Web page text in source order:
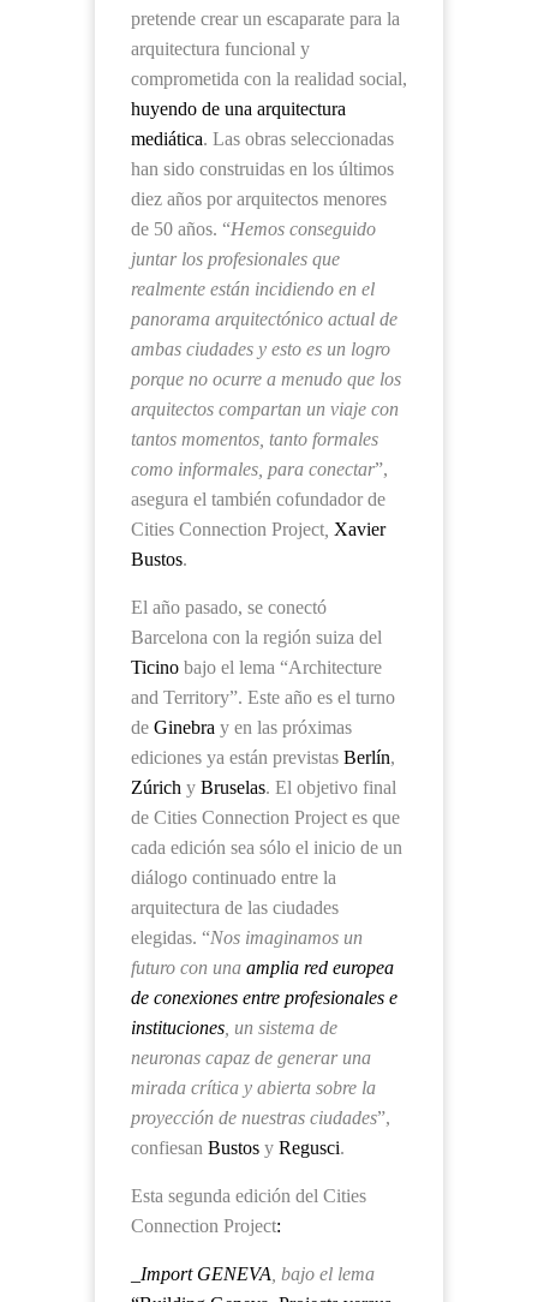
pretende crear un escaparate para la
arquitectura funcional y
comprometida con la realidad social,
huyendo de una arquitectura
mediática. Las obras seleccionadas
han sido construidas en los últimos
diez años por arquitectos menores
de 50 años. “Hemos conseguido
juntar los profesionales que
realmente están incidiendo en el
panorama arquitectónico actual de
ambas ciudades y esto es un logro
porque no ocurre a menudo que los
arquitectos compartan un viaje con
tantos momentos, tanto formales
como informales, para conectar”,
asegura el también cofundador de
Cities Connection Project Xavier
Bustos.
El año pasado, se conectó
Barcelona con la región suiza del
Ticino bajo el lema “Architecture
and Territory”. Este año es el turno
de Ginebra y en las próximas
ediciones ya están previstas Berlín,
Zúrich y Bruselas. El objetivo final
de Cities Connection Project es que
cada edición sea sólo el inicio de un
diálogo continuado entre la
arquitectura de las ciudades
elegidas. “Nos imaginamos un
futuro con una amplia red europea
de conexiones entre profesionales e
instituciones , un sistema de
neuronas capaz de generar una
mirada crítica y abierta sobre la
proyección de nuestras ciudades”,
confiesan Bustos y Regusci.
Esta segunda edición del Cities
Connection Project:
_Import GENEVA , bajo el lema